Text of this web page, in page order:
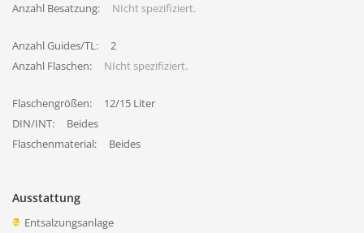
Anzahl Besatzung: NIcht spezifiziert.
Anzahl Guides/TL:
2
Anzahl Flaschen:
NIcht spezifiziert.
Flaschengrößen:
12/15 Liter
DIN/INT:
Beides
Flaschenmaterial:
Beides
Ausstattung
Entsalzungsanlage